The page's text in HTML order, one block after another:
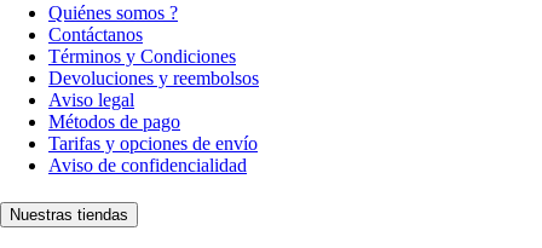
Quiénes somos ?
Contáctanos
Términos y Condiciones
Devoluciones y reembolsos
Aviso legal
Métodos de pago
Tarifas y opciones de envío
Aviso de confidencialidad
Nuestras tiendas